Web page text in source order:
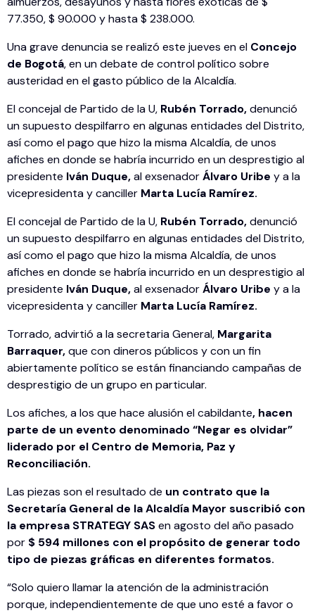
77.350, $ 90.000 y hasta $ 238.000.
Una grave denuncia se realizó este jueves en el Concejo
de Bogotá, en un debate de control político sobre
austeridad en el gasto público de la Alcaldía.
El concejal de Partido de la U, Rubén Torrado,denunció
un supuesto despilfarro en algunas entidades del Distrito,
así como el pago que hizo la misma Alcaldía, de unos
afiches en donde se habría incurrido en un desprestigio al
presidente Iván Duque,al exsenadorÁlvaro Uribe y a la
vicepresidenta y canciller Marta Lucía Ramírez.
El concejal de Partido de la U, Rubén Torrado,denunció
un supuesto despilfarro en algunas entidades del Distrito,
así como el pago que hizo la misma Alcaldía, de unos
afiches en donde se habría incurrido en un desprestigio al
presidente Iván Duque,al exsenadorÁlvaro Uribe y a la
vicepresidenta y canciller Marta Lucía Ramírez.
Torrado, advirtió a la secretaria General, Margarita
Barraquer,que con dineros públicos y con un fin
abiertamente político se están financiando campañas de
desprestigio de un grupo en particular.
Los afiches, a los que hace alusión el cabildante, hacen
parte de un evento denominado “Negar es olvidar”
liderado por el Centro de Memoria, Paz y
Reconciliación.
Las piezas son el resultado de un contrato que la
Secretaría General de la Alcaldía Mayor suscribió con
la empresa STRATEGY SASen agosto del año pasado
por $ 594 millones con el propósito de generar todo
tipo de piezas gráficas en diferentes formatos.
“Solo quiero llamar la atención de la administración
porque, independientemente de que uno esté a favor o